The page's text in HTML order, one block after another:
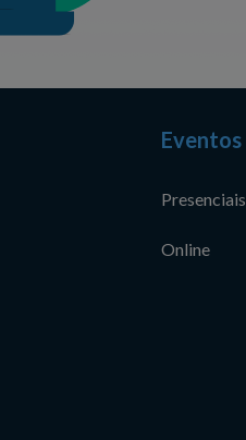
Eventos
Presenciais
Online